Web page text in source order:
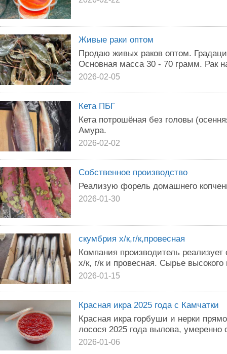
Живые раки оптом
Продаю живых раков оптом.
Основная масса 30 - 70 грамм. Рак
2026-02-05
Кета ПБГ
Кета потрошёная без головы
Амура.
2026-02-02
Собственное производство
Реализую форель домашнего
2026-01-30
скумбрия х/к,г/к,провесная
Компания производитель
х/к, г/к и провесная. Сырье высокого
2026-01-15
Красная икра 2025 года с Камчатки
Красная икра горбуши и нерки
лосося 2025 года вылова, умеренно
2026-01-06